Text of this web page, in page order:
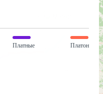
Платные Платон